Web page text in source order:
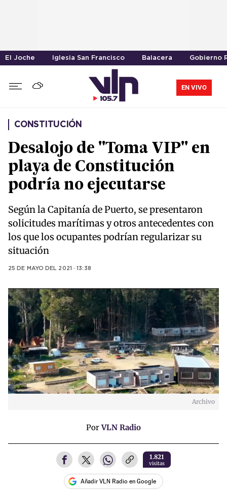
El Joche Iglesia San Francisco Balacera Gobierno
EN VIVO
CONSTITUCIÓN
Desalojo de "Toma VIP" en
playa de Constitución
podría no ejecutarse
Según la Capitanía de Puerto, se presentaron
solicitudes marítimas y otros antecedentes con
los que los ocupantes podrían regularizar su
situación
25 DE MAYO DEL 2021 · 13:38
Archivo
PorVLN Radio
1.821
visitas
Añadir VLN Radio en Google